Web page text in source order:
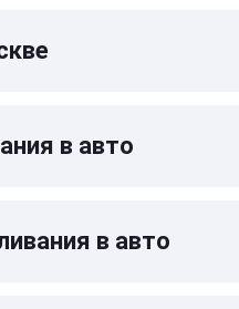
в авто
в авто